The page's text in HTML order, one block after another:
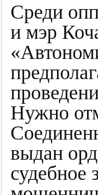
Среди
и мэр
Нужно
выдан
судебное